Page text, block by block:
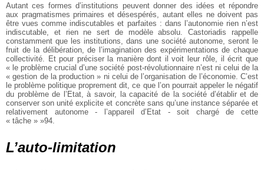
Autant ces formes d’institutions peuvent donner des idées et répondre
aux pragmatismes primaires et désespérés, autant elles ne doivent pas
être vues comme indiscutables et parfaites : dans l’autonomie rien n’est
indiscutable, et rien ne sert de modèle absolu. Castoriadis rappelle
constamment que les institutions, dans une société autonome, seront le
fruit de la délibération, de l’imagination des expérimentations de chaque
collectivité. Et pour préciser la manière dont il voit leur rôle, il écrit que
« le problème crucial d’une société post-révolutionnaire n’est ni celui de la
« gestion de la production » ni celui de l’organisation de l’économie. C’est
le problème politique proprement dit, ce que l’on pourrait appeler le négatif
du problème de l’Etat, à savoir, la capacité de la société d’établir et de
conserver son unité explicite et concrète sans qu’une instance séparée et
relativement autonome - l’appareil d’Etat - soit chargé de cette
« tâche » »94.
L’auto-limitation